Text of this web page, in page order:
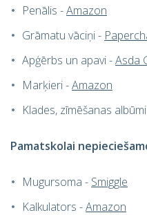
Penālis -Amazon
Grāmatu vāciņi -
Apģērbs un apavi -Asda
Marķieri -Amazon
Klades, zīmēšanas
Pamatskolai
Mugursoma - Smiggle
Kalkulators -Amazon